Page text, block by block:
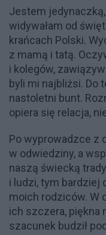
Jestem
widywałam od
krańcach Polski.
z mamą i tatą.
i kolegów,
byli mi najbliżsi. Do
nastoletni bunt.
opiera się relacja,
Po wyprowadzce z
w odwiedziny, a
naszą świecką
i ludzi, tym bardziej
moich rodziców. W
ich szczera, piękna
szacunek budził